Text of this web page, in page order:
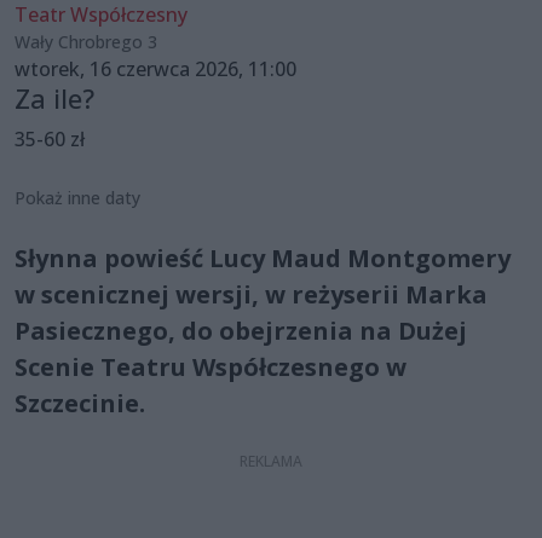
Teatr Współczesny
Wały Chrobrego 3
wtorek, 16 czerwca 2026, 11:00
Za ile?
35-60 zł
Pokaż inne daty
Słynna powieść Lucy Maud Montgomery
w scenicznej wersji, w reżyserii Marka
Pasiecznego, do obejrzenia na Dużej
Scenie Teatru Współczesnego w
Szczecinie.